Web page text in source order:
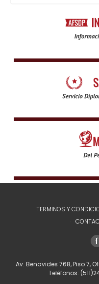
TERMINOS Y
Av. Benavides 768, Piso 7,
Teléfonos: